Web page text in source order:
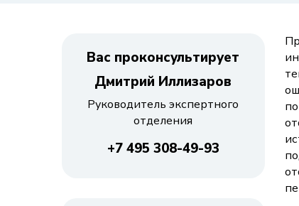
Вас проконсультирует
Дмитрий Иллизаров
Руководитель экспертного
отделения
+7 495 308-49-93